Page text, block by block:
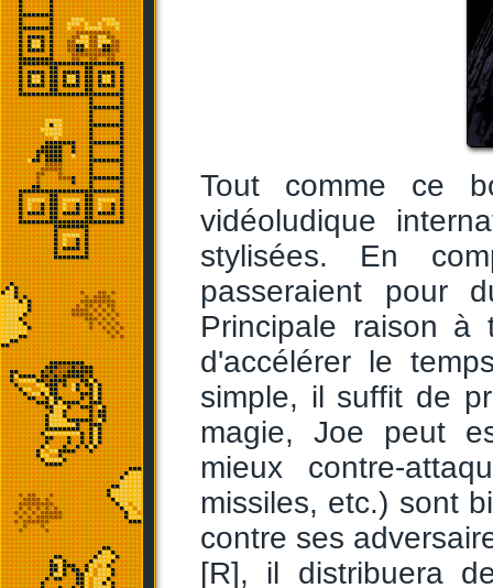
Tout comme ce
vidéoludique
stylisées. En
passeraient pour
Principale raison
d'accélérer le
simple, il suffit de
magie, Joe peut
mieux contre-
missiles, etc.) sont
contre ses
[R], il distribuera